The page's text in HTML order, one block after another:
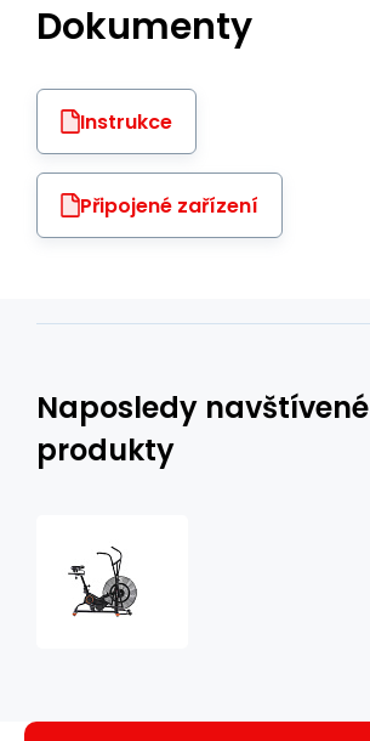
Dokumenty
Instrukce
Připojené zařízení
Naposledy navštívené
produkty